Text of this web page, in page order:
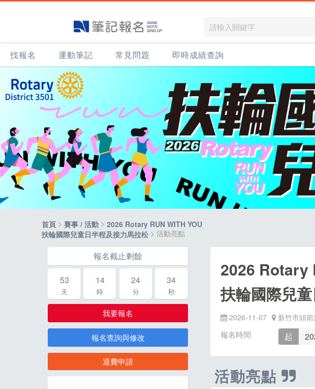
找報名 運動筆記 常見問題 即時成績查詢
首頁 > 賽事 / 活動 > 2026 Rotary RUN WITH YOU
扶輪國際兒童日半程及接力馬拉松 > 活動亮點
報名截止剩餘
53
天
14
時
24
分
33
秒
我要報名
報名查詢與修改
退費申請
2026 Rotary
扶輪國際兒
2026-11-07 新竹市頭前
報名時間 起
活動亮點